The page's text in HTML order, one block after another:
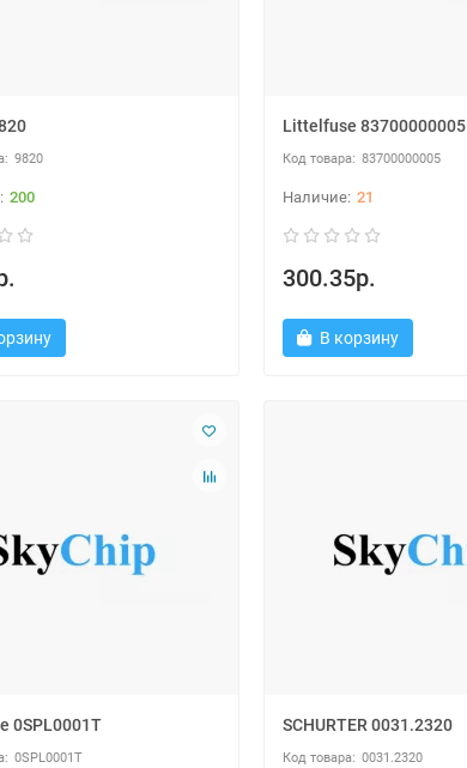
9820
200
Littelfuse 83700000005
83700000005
21
300.35р.
В корзину
0SPL0001T
0SPL0001T
SCHURTER 0031.2320
0031.2320